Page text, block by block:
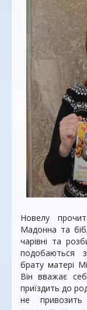
Новелу
Мадонна та
чарівні та
подобаються
брату матері
Він вважає
приїздить до
не